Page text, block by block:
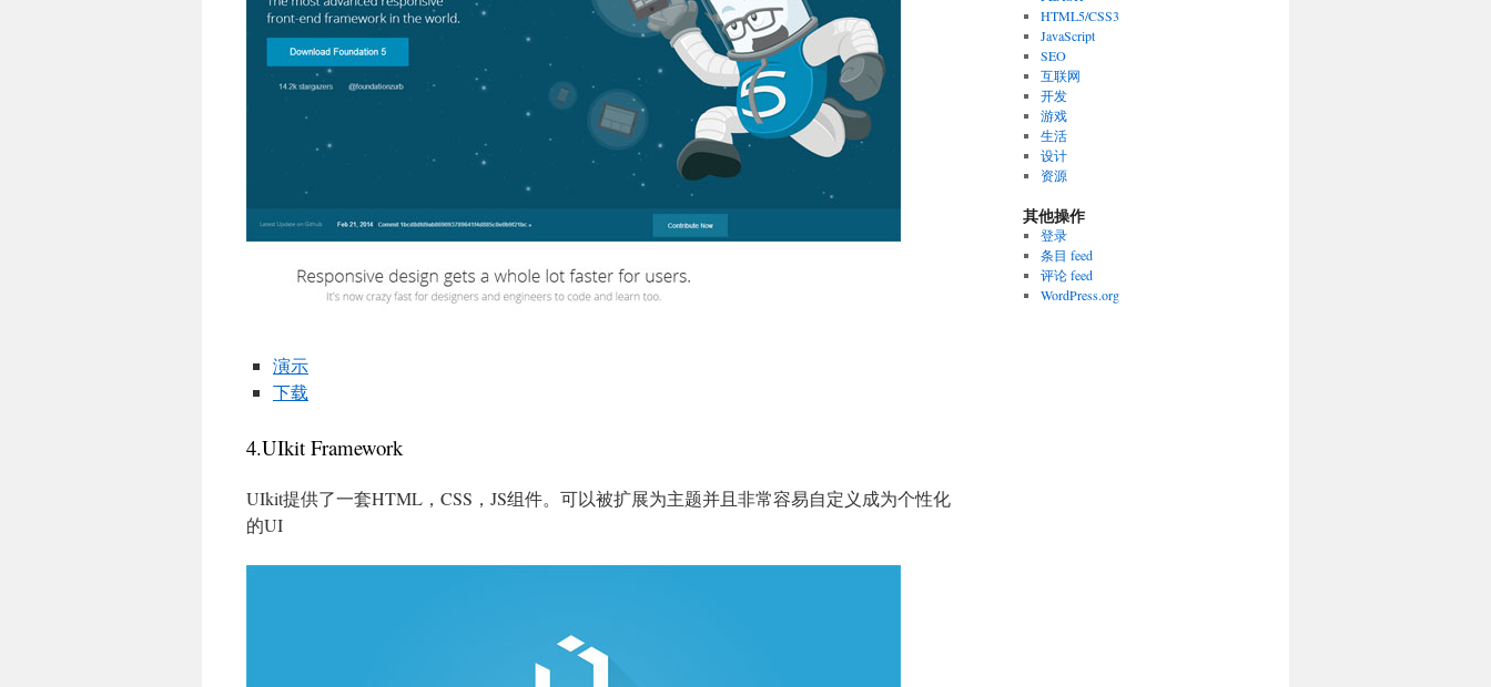
演示
下载
4.UIkit Framework
UIkit提供了一套HTML，CSS，JS组件。可以被扩展为主题并且非常容易自定义成为个性化
的UI
HTML5/CSS3
JavaScript
SEO
互联网
开发
游戏
生活
设计
资源
其他操作
登录
条目 feed
评论 feed
WordPress.org